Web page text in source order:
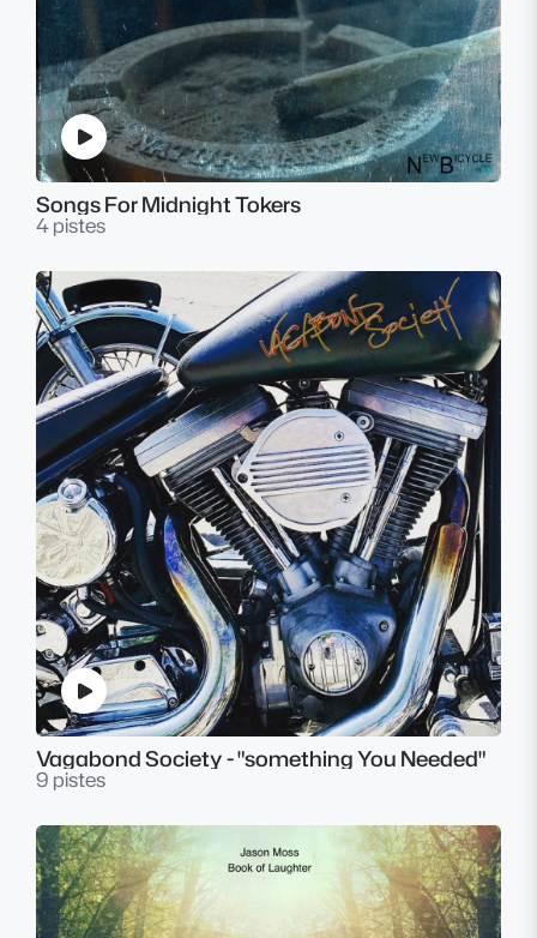
Songs For Midnight Tokers
4 pistes
Vagabond Society - "something You Needed"
9 pistes